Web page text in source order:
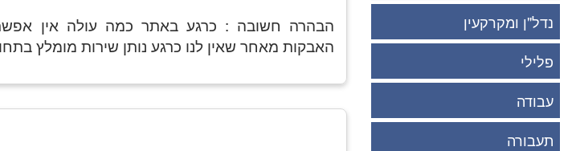
נדל"ן ומקרקעין
פלילי
עבודה
תעבורה
הבהרה חשובה : כרגע באתר כמה עולה אין
האבקות מאחר שאין לנו כרגע נותן שירות מומלץ